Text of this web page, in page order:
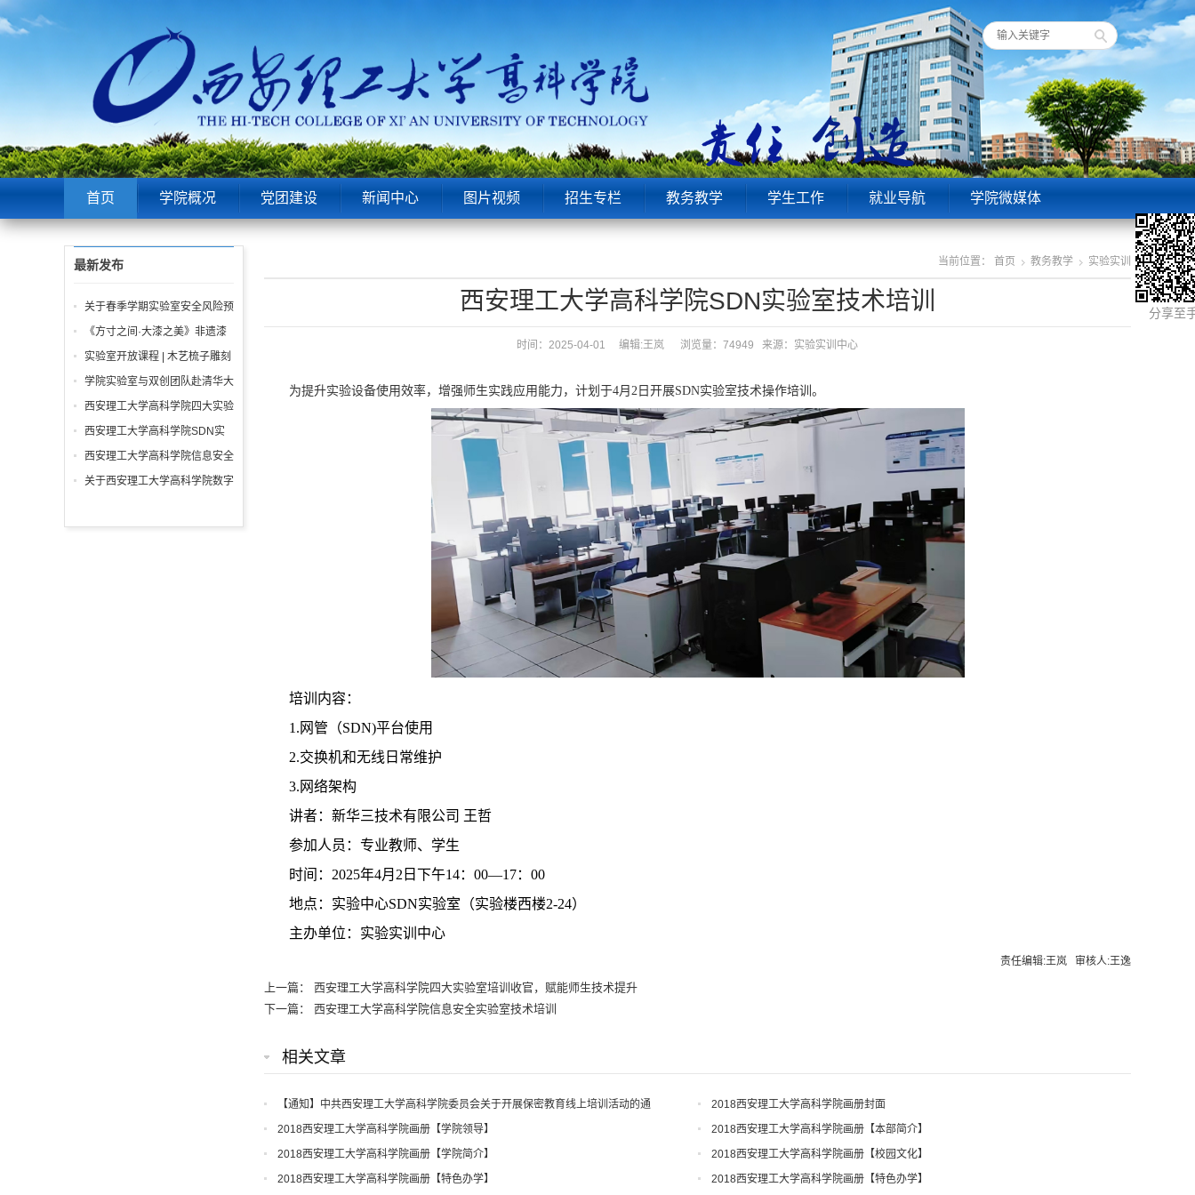
首页 学院概况 党团建设 新闻中心 图片视频 招生专栏 教务教学 学生工作 就业导航 学院微媒体
当前位置： 首页 教务教学 实验实训
分享至
西安理工大学高科学院SDN实验室技术培训
时间：2025-04-01 编辑:王岚 浏览量：74949 来源：实验实训中心
为提升实验设备使用效率， 增强师生实践应用能力， 计划于4月 2 日 开展SDN实验室技术操作培训。
培训内容：
1.网管（SDN)平台使用
2.交换机和无线日常维护
3.网络架构
讲者：新华三技术有限公司 王哲
参加人员：专业教师、学生
时间：2025年4月2日下午14：00—17：00
地点：实验中心SDN实验室（实验楼西楼2-24）
主办单位：实验实训中心‌
责任编辑:王岚 审核人:王逸
上一篇： 西安理工大学高科学院四大实验室培训收官，赋能师生技术提升
下一篇： 西安理工大学高科学院信息安全实验室技术培训
相关文章
【通知】中共西安理工大学高科学院委员会关于开展保密教育线上培训活动的通
知
2018西安理工大学高科学院画册封面
2018西安理工大学高科学院画册【学院领导】
2018西安理工大学高科学院画册【本部简介】
2018西安理工大学高科学院画册【学院简介】
2018西安理工大学高科学院画册【校园文化】
2018西安理工大学高科学院画册【特色办学】
2018西安理工大学高科学院画册【特色办学】
最新发布
关于春季学期实验室安全风险预
警及工作提示
《方寸之间·大漆之美》非遗漆
扇体验课报名通知
实验室开放课程 | 木艺梳子雕刻
体验
学院实验室与双创团队赴清华大
学参观调研
西安理工大学高科学院四大实验
室培训收官，赋能师生技术提升
西安理工大学高科学院SDN实
验室技术培训
西安理工大学高科学院信息安全
实验室技术培训
关于西安理工大学高科学院数字
知